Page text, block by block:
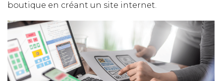
boutique en créant un site internet.